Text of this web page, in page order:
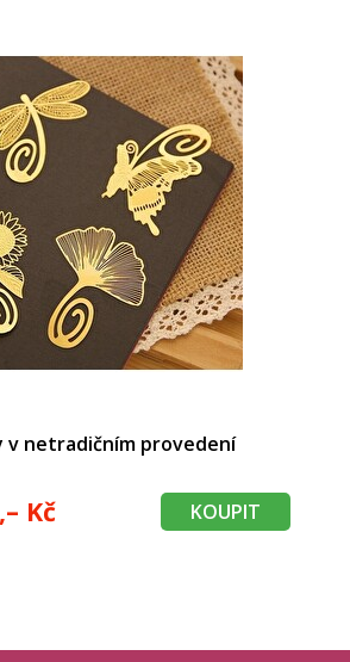
v netradičním provedení
Kč KOUPIT